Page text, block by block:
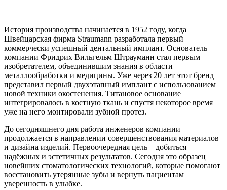
История производства начинается в 1952 году, когда
Швейцарская фирма Straumann разработала первый
коммерчески успешный дентальный имплант. Основатель
компании Фридрих Вильгельм Штрауманн стал первым
изобретателем, объединившим знания в области
металлообработки и медицины. Уже через 20 лет этот бренд
представил первый двухэтапный имплант с использованием
новой техники окостенения. Титановое основание
интегрировалось в костную ткань и спустя некоторое время
уже на него монтировали зубной протез.
До сегодняшнего дня работа инженеров компании
продолжается в направлении совершенствования материалов
и дизайна изделий. Первоочередная цель – добиться
надёжных и эстетичных результатов. Сегодня это образец
новейших стоматологических технологий, которые помогают
восстановить утерянные зубы и вернуть пациентам
уверенность в улыбке.